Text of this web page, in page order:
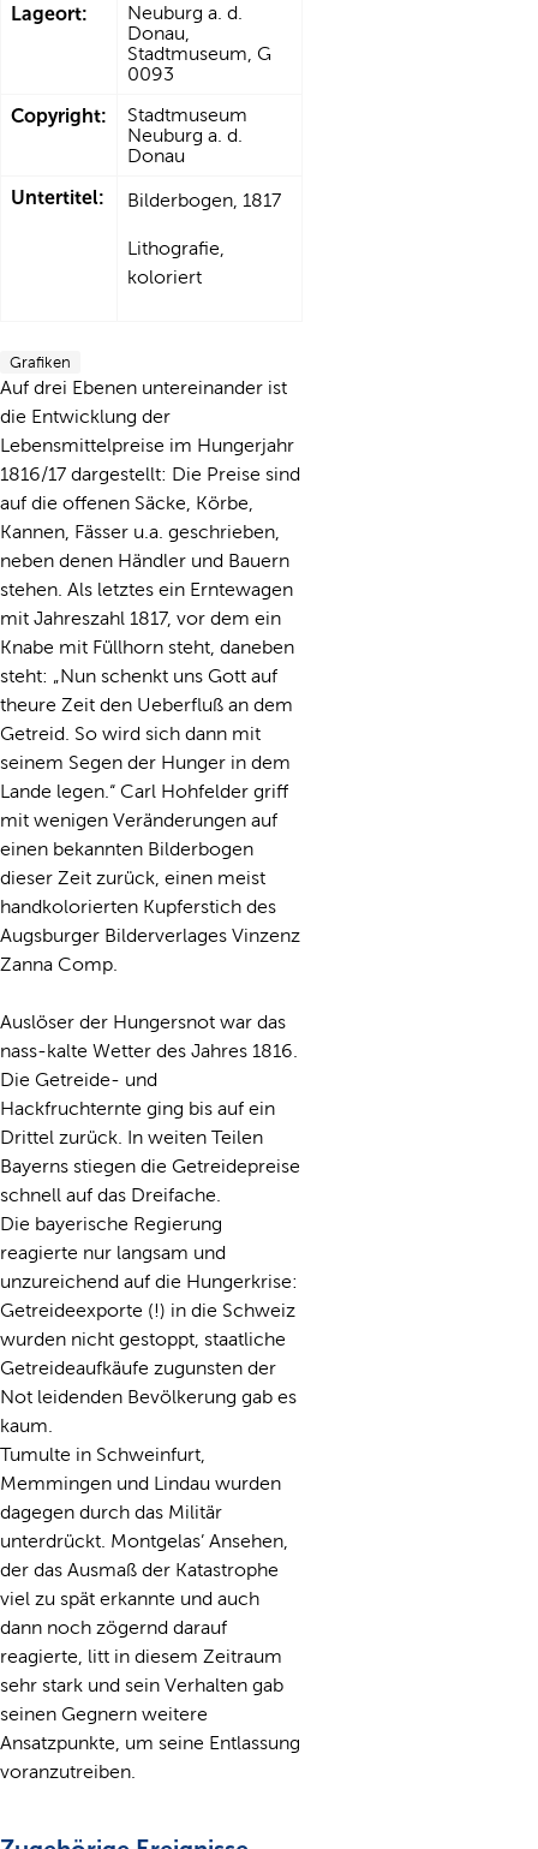
Lageort:
Neuburg a. d.
Donau,
Stadtmuseum, G
0093
Copyright:
Stadtmuseum
Neuburg a. d.
Donau
Untertitel: Bilderbogen, 1817
Lithografie,
koloriert
Grafiken
Auf drei Ebenen untereinander ist
die Entwicklung der
Lebensmittelpreise im Hungerjahr
1816/17 dargestellt: Die Preise sind
auf die offenen Säcke, Körbe,
Kannen, Fässer u.a. geschrieben,
neben denen Händler und Bauern
stehen. Als letztes ein Erntewagen
mit Jahreszahl 1817, vor dem ein
Knabe mit Füllhorn steht, daneben
steht: „Nun schenkt uns Gott auf
theure Zeit den Ueberfluß an dem
Getreid. So wird sich dann mit
seinem Segen der Hunger in dem
Lande legen.“ Carl Hohfelder griff
mit wenigen Veränderungen auf
einen bekannten Bilderbogen
dieser Zeit zurück, einen meist
handkolorierten Kupferstich des
Augsburger Bilderverlages Vinzenz
Zanna Comp.
Auslöser der Hungersnot war das
nass-kalte Wetter des Jahres 1816.
Die Getreide- und
Hackfruchternte ging bis auf ein
Drittel zurück. In weiten Teilen
Bayerns stiegen die Getreidepreise
schnell auf das Dreifache.
Die bayerische Regierung
reagierte nur langsam und
unzureichend auf die Hungerkrise:
Getreideexporte (!) in die Schweiz
wurden nicht gestoppt, staatliche
Getreideaufkäufe zugunsten der
Not leidenden Bevölkerung gab es
kaum.
Tumulte in Schweinfurt,
Memmingen und Lindau wurden
dagegen durch das Militär
unterdrückt. Montgelas’ Ansehen,
der das Ausmaß der Katastrophe
viel zu spät erkannte und auch
dann noch zögernd darauf
reagierte, litt in diesem Zeitraum
sehr stark und sein Verhalten gab
seinen Gegnern weitere
Ansatzpunkte, um seine Entlassung
voranzutreiben.